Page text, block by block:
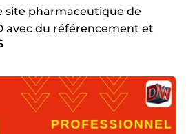
site pharmaceutique de
avec du référencement et